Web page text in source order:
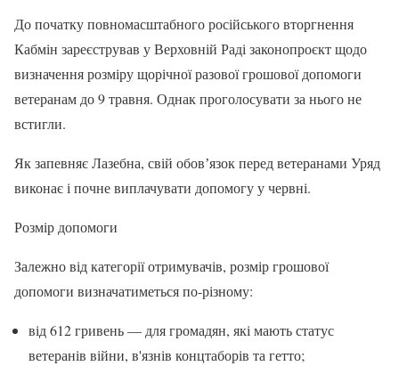
До початку повномасштабного російського вторгнення
Кабмін зареєстрував у Верховній Раді законопроєкт щодо
визначення розміру щорічної разової грошової допомоги
ветеранам до 9 травня. Однак проголосувати за нього не
встигли.
Як запевняє Лазебна, свій обовʼязок перед ветеранами Уряд
виконає і почне виплачувати допомогу у червні.
Розмір допомоги
Залежно від категорії отримувачів, розмір грошової
допомоги визначатиметься по-різному:
від 612 гривень — для громадян, які мають статус
ветеранів війни, в'язнів концтаборів та гетто;